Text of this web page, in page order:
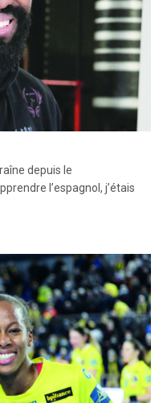
depuis le
l’espagnol, j’étais